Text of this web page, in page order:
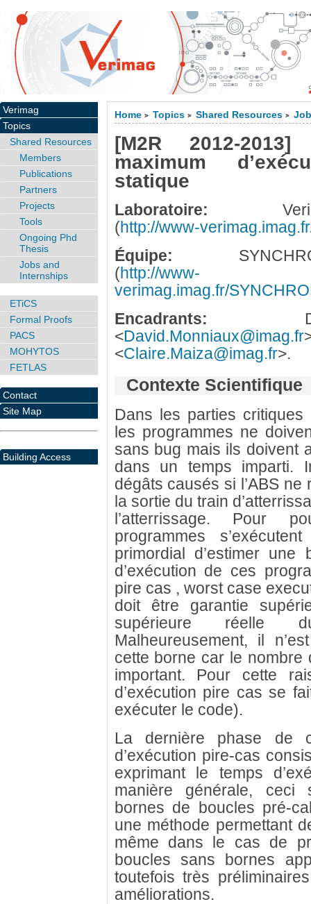
Home > Topics > Shared Resources >
[M2R 2012-
maximum
statique
Laboratoire:
(http://www-
Équipe:
(http://www-
verimag.imag.fr/
Encadrants:
<David.Monniaux@imag.fr
<Claire.Maiza@imag.fr>.
Contexte Scientifique
Dans les parties
les programmes ne
sans bug mais ils doivent
dans un temps imparti.
dégâts causés si l’ABS
la sortie du train
l’atterrissage. Pour
programmes
primordial d’estimer
d’exécution de ces
pire cas , worst case
doit être garantie
supérieure réelle
Malheureusement, il
cette borne car le
important. Pour cette
d’exécution pire cas se
exécuter le code).
La dernière phase de
d’exécution pire-cas
exprimant le temps
manière générale, ceci
bornes de boucles pré-
une méthode permettant
même dans le cas de
boucles sans bornes
toutefois très
améliorations.
Verimag
Topics
Shared Resources
Members
Publications
Partners
Projects
Tools
Ongoing Phd
Thesis
Jobs and
Internships
ETiCS
Formal Proofs
PACS
MOHYTOS
FETLAS
Contact
Site Map
Building Access